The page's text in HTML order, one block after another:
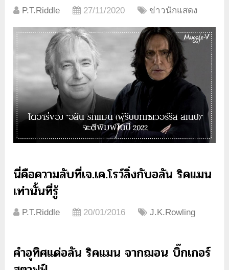
P.T.Riddle 27/11/2020 ข่าวนักแสดง
นี่คือความลับที่เจ.เค.โรว์ลิ่งกับอลัน ริคแมน
เท่านั้นที่รู้
P.T.Riddle 20/01/2016 J.K.Rowling
คำอุทิศแด่อลัน ริคแมน จากฌอน บิ๊กเกอร์